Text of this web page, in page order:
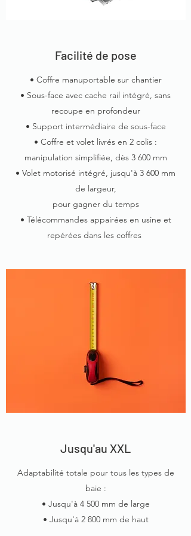
Facilité de pose
• Coffre manuportable sur chantier
• Sous-face avec cache rail intégré, sans
recoupe en profondeur
• Support intermédiaire de sous-face
• Coffre et volet livrés en 2 colis :
manipulation simplifiée, dès 3 600 mm
• Volet motorisé intégré, jusqu'à 3 600 mm
de largeur,
pour gagner du temps
• Télécommandes appairées en usine et
repérées dans les coffres
Jusqu'au XXL
Adaptabilité totale pour tous les types de
baie :
• Jusqu'à 4 500 mm de large
• Jusqu'à 2 800 mm de haut